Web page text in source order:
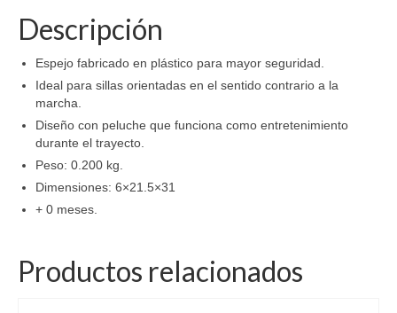
Descripción
Espejo fabricado en plástico para mayor seguridad.
Ideal para sillas orientadas en el sentido contrario a la
marcha.
Diseño con peluche que funciona como entretenimiento
durante el trayecto.
Peso: 0.200 kg.
Dimensiones: 6×21.5×31
+ 0 meses.
Productos relacionados